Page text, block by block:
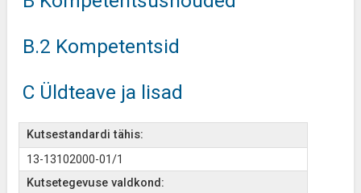
B.2 Kompetentsid
C Üldteave ja lisad
Kutsestandardi tähis:
13-13102000-01/1
Kutsetegevuse valdkond: